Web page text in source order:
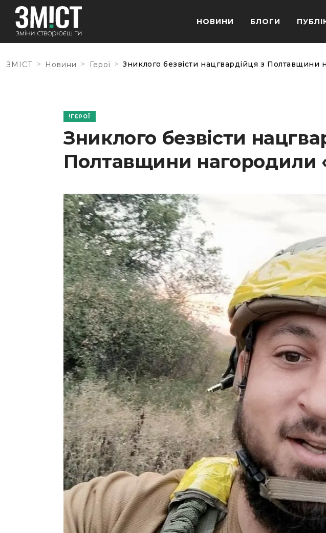
НОВИНИ БЛОГИ
ЗМІСТ > Новини > Герої > Зниклого безвісти нацгвардійця з
ГЕРОЇ
Зниклого безвісти
Полтавщини нагородили